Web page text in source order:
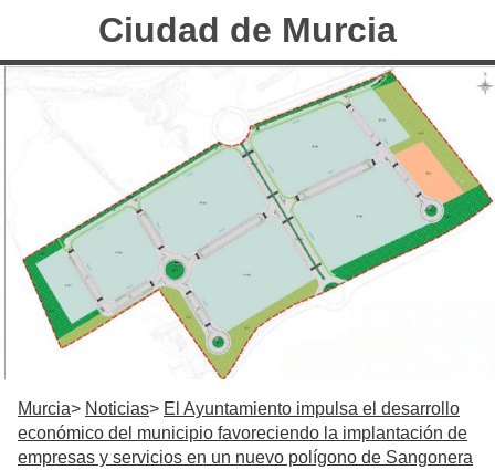
Ciudad de Murcia
Murcia Noticias
El Ayuntamiento impulsa el desarrollo
económico del municipio favoreciendo la implantación de
empresas y servicios en un nuevo polígono de Sangonera